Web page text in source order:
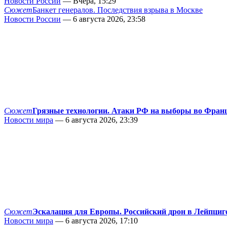
СюжетБанкет генералов. Последствия взрыва в Москве
Новости России — 6 августа 2026, 23:58
СюжетГрязные технологии. Атаки РФ на выборы во
Новости мира — 6 августа 2026, 23:39
СюжетЭскалация для Европы. Российский дрон в
Новости мира — 6 августа 2026, 17:10